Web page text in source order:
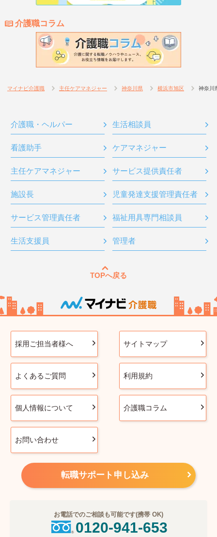
介護職コラム
マイナビ介護職 主任ケアマネジャー 神奈川県 横浜市旭区 神奈川
介護職・ヘルパー 生活相談員
看護助手 ケアマネジャー
主任ケアマネジャー サービス提供責任者
施設長 児童発達支援管理責任者
サービス管理責任者 福祉用具専門相談員
生活支援員 管理者
TOPへ戻る
採用ご担当者様へ サイトマップ
よくあるご質問 利用規約
個人情報について 介護職コラム
お問い合わせ
転職サポート申し込み
お電話でのご相談も可能です(携帯 OK)
0120-941-653